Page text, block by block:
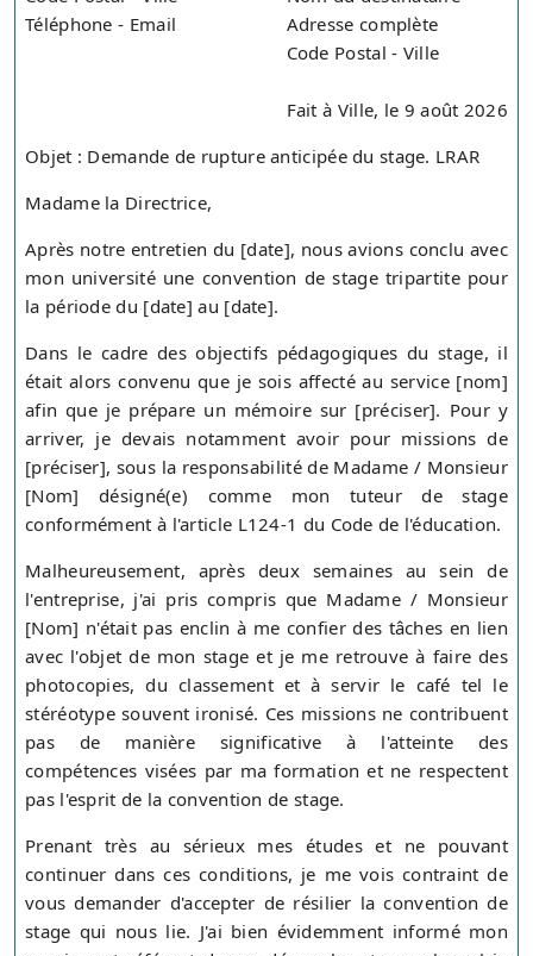
Téléphone - Email
Adresse complète
Code Postal - Ville
Fait à Ville, le 9 août 2026
Objet : Demande de rupture anticipée du stage. LRAR
Madame la Directrice,
Après notre entretien du [date], nous avions conclu avec
mon université une convention de stage tripartite pour
la période du [date] au [date].
Dans le cadre des objectifs pédagogiques du stage, il
était alors convenu que je sois affecté au service [nom]
afin que je prépare un mémoire sur [préciser]. Pour y
arriver, je devais notamment avoir pour missions de
[préciser], sous la responsabilité de Madame / Monsieur
[Nom] désigné(e) comme mon tuteur de stage
conformément à l'article L124-1 du Code de l'éducation.
Malheureusement, après deux semaines au sein de
l'entreprise, j'ai pris compris que Madame / Monsieur
[Nom] n'était pas enclin à me confier des tâches en lien
avec l'objet de mon stage et je me retrouve à faire des
photocopies, du classement et à servir le café tel le
stéréotype souvent ironisé. Ces missions ne contribuent
pas de manière significative à l'atteinte des
compétences visées par ma formation et ne respectent
pas l'esprit de la convention de stage.
Prenant très au sérieux mes études et ne pouvant
continuer dans ces conditions, je me vois contraint de
vous demander d'accepter de résilier la convention de
stage qui nous lie. J'ai bien évidemment informé mon